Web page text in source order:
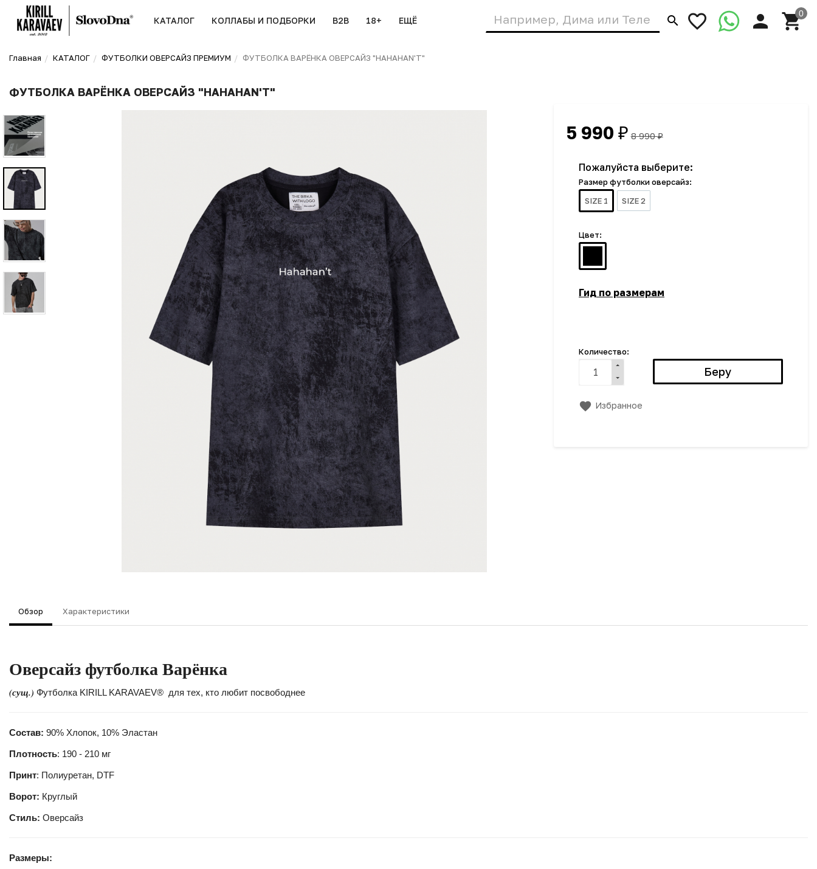
КАТАЛОГ КОЛЛАБЫ И ПОДБОРКИ B2B 18+ ЕЩЁ
Главная КАТАЛОГ ФУТБОЛКИ ОВЕРСАЙЗ ПРЕМИУМ ФУТБОЛКА ВАРЁНКА ОВЕРСАЙЗ "HAHAHAN'T"
ФУТБОЛКА ВАРЁНКА ОВЕРСАЙЗ "HAHAHAN'T"
5 990 ₽ 8 990₽
Пожалуйста выберите:
Размер футболки оверсайз:
SIZE 1
SIZE 2
Цвет:
Гид по размерам
Количество:
Избранное
Обзор Характеристики
Оверсайз футболка Варёнка
(сущ.) Футболка KIRILL KARAVAEV® для тех, кто любит посвободнее
Состав: 90% Хлопок, 10% Эластан
Плотность: 190 - 210 мг
Принт: Полиуретан, DTF
Ворот: Круглый
Стиль: Оверсайз
Размеры: